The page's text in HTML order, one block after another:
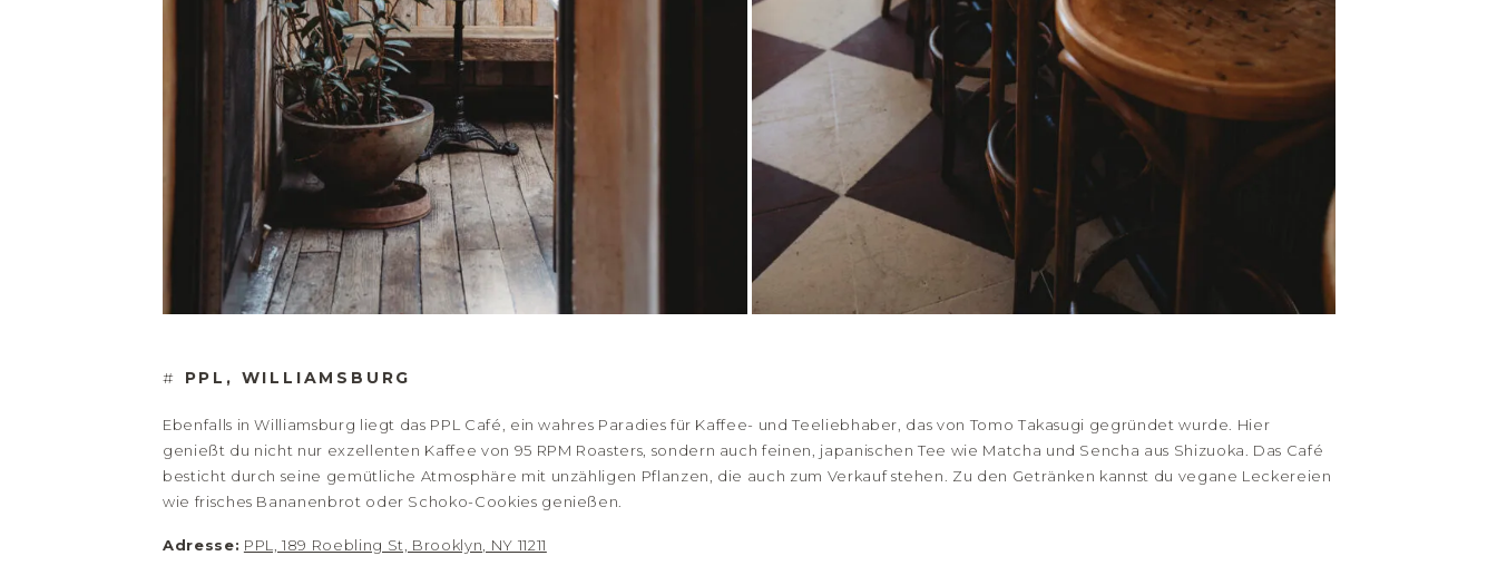
# PPL, WILLIAMSBURG
Ebenfalls in Williamsburg liegt das PPL Café, ein wahres Paradies für Kaffee- und Teeliebhaber, das von Tomo Takasugi gegründet wurde. Hier
genießt du nicht nur exzellenten Kaffee von 95 RPM Roasters, sondern auch feinen, japanischen Tee wie Matcha und Sencha aus Shizuoka. Das Café
besticht durch seine gemütliche Atmosphäre mit unzähligen Pflanzen, die auch zum Verkauf stehen. Zu den Getränken kannst du vegane Leckereien
wie frisches Bananenbrot oder Schoko-Cookies genießen.
Adresse: PPL, 189 Roebling St, Brooklyn, NY 11211